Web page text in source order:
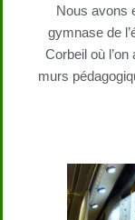
Nous avons
gymnase de
Corbeil où
murs